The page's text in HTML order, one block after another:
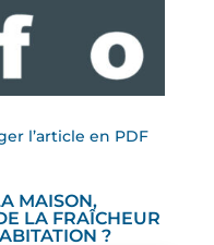
l’article en PDF
MAISON,
LA FRAÎCHEUR
?